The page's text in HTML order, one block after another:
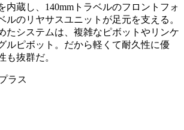
内蔵し、140mmトラベルのフロントフォ
ルのリヤサスユニットが足元を支える。
たシステムは、複雑なピボットやリンケ
ルピボット。だから軽くて耐久性に優
も抜群だ。